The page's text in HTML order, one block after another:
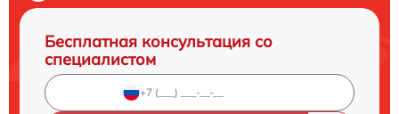
Бесплатная консультация со
специалистом